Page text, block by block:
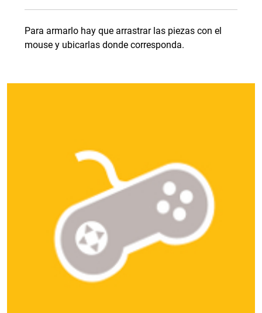
Para armarlo hay que arrastrar las piezas con el
mouse y ubicarlas donde corresponda.